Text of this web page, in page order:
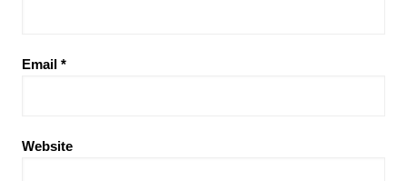
Email *
Website